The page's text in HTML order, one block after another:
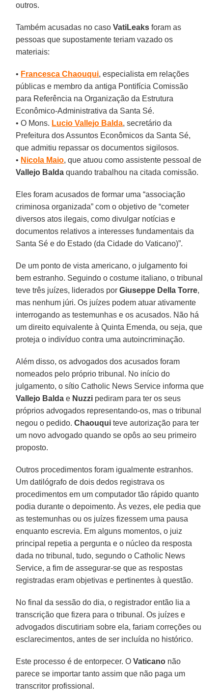
outros.
Também acusadas no casoVatiLeaks foram as
pessoas que supostamente teriam vazado os
materiais:
• Francesca Chaouqui, especialista em relações
públicas e membro da antiga Pontifícia Comissão
para Referência na Organização da Estrutura
Econômico-Administrativa da Santa Sé.
• O Mons. Lucio Vallejo Balda, secretário da
Prefeitura dos Assuntos Econômicos da Santa Sé,
que admitiu repassar os documentos sigilosos.
• Nicola Maio, que atuou como assistente pessoal de
Vallejo Balda quando trabalhou na citada comissão.
Eles foram acusados de formar uma “associação
criminosa organizada” com o objetivo de “cometer
diversos atos ilegais, como divulgar notícias e
documentos relativos a interesses fundamentais da
Santa Sé e do Estado (da Cidade do Vaticano)”.
De um ponto de vista americano, o julgamento foi
bem estranho. Seguindo o costume italiano, o tribunal
teve três juízes, liderados porGiuseppe Della Torre,
mas nenhum júri. Os juízes podem atuar ativamente
interrogando as testemunhas e os acusados. Não há
um direito equivalente à Quinta Emenda, ou seja, que
proteja o indivíduo contra uma autoincriminação.
Além disso, os advogados dos acusados foram
nomeados pelo próprio tribunal. No início do
julgamento, o sítio Catholic News Service informa que
Vallejo Balda e Nuzzi pediram para ter os seus
próprios advogados representando-os, mas o tribunal
negou o pedido.Chaouqui teve autorização para ter
um novo advogado quando se opôs ao seu primeiro
proposto.
Outros procedimentos foram igualmente estranhos.
Um datilógrafo de dois dedos registrava os
procedimentos em um computador tão rápido quanto
podia durante o depoimento. Às vezes, ele pedia que
as testemunhas ou os juízes fizessem uma pausa
enquanto escrevia. Em alguns momentos, o juiz
principal repetia a pergunta e o núcleo da resposta
dada no tribunal, tudo, segundo o Catholic News
Service, a fim de assegurar-se que as respostas
registradas eram objetivas e pertinentes à questão.
No final da sessão do dia, o registrador então lia a
transcrição que fizera para o tribunal. Os juízes e
advogados discutiriam sobre ela, fariam correções ou
esclarecimentos, antes de ser incluída no histórico.
Este processo é de entorpecer. OVaticano não
parece se importar tanto assim que não paga um
transcritor profissional.